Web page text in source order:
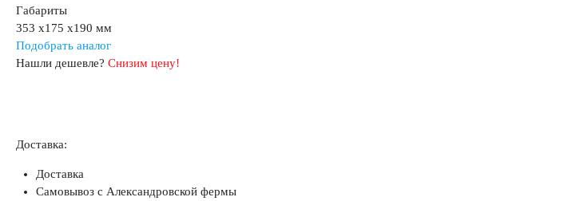
Габариты
353 x175 x190 мм
Подобрать аналог
Нашли дешевле? Снизим цену!
Доставка:
Доставка
Самовывоз с Александровской фермы